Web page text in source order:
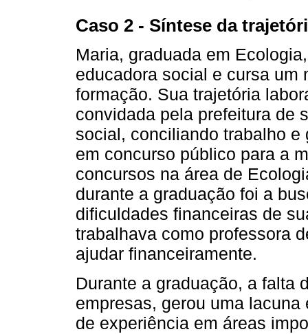
Caso 2 - Síntese da
Maria, graduada em
educadora social e cursa um
formação. Sua trajetória
convidada pela prefeitura de
social, conciliando trabalho
em concurso público para a
concursos na área de
durante a graduação foi a
dificuldades financeiras de
trabalhava como professora
ajudar financeiramente.
Durante a graduação, a falta
empresas, gerou uma
de experiência em áreas